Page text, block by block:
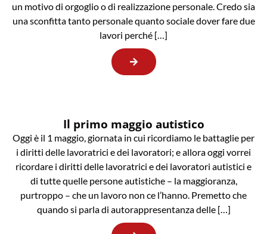
un motivo di orgoglio o di realizzazione personale. Credo sia
una sconfitta tanto personale quanto sociale dover fare due
lavori perché […]
Il primo maggio autistico
Oggi è il 1 maggio, giornata in cui ricordiamo le battaglie per
i diritti delle lavoratrici e dei lavoratori; e allora oggi vorrei
ricordare i diritti delle lavoratrici e dei lavoratori autistici e
di tutte quelle persone autistiche – la maggioranza,
purtroppo – che un lavoro non ce l’hanno. Premetto che
quando si parla di autorappresentanza delle […]